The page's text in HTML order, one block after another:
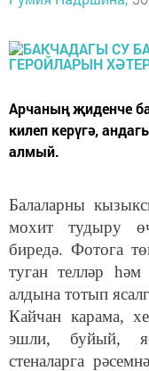
Арчаның җиденче
килеп керүгә,
алмый.
Балаларны
мохит тудыру
биредә. Фотога
туган телләр
алдына тотып
Кайчан карама,
эшли, буйый,
стеналарга